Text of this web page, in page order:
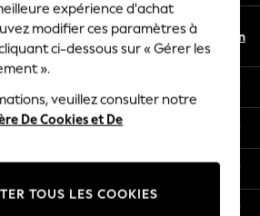
& Kaftans
Langue
En
légales
expérience d'achat
modifier ces paramètres à
ci-dessous sur « Gérer les
».
veuillez consulter notre
De Cookies et De
TOUS LES COOKIES